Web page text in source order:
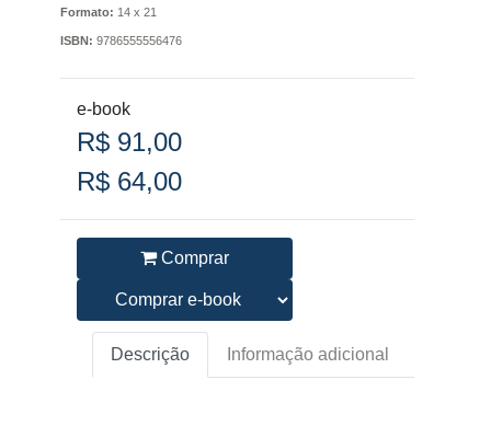
Formato: 14 x 21
ISBN: 9786555556476
e-book
R$ 91,00
R$ 64,00
Comprar
Descrição Informação adicional